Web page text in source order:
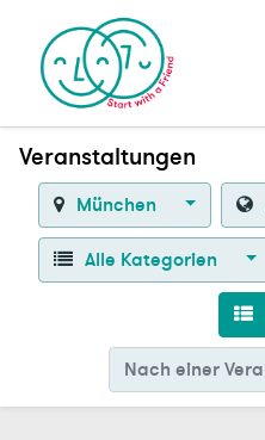
Veranstaltungen
München
Alle Kategorien